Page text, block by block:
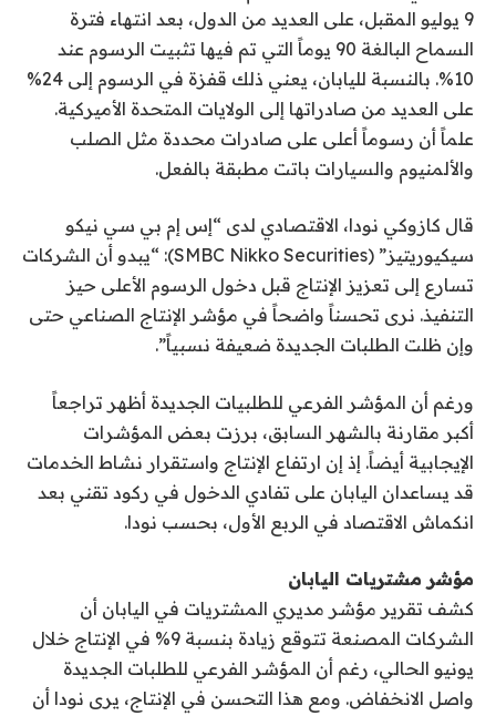
9 يوليو المقبل، على العديد من الدول، بعد انتهاء فترة
السماح البالغة 90 يوماً التي تم فيها تثبيت الرسوم عند
10%. بالنسبة لليابان، يعني ذلك قفزة في الرسوم إلى 24%
على العديد من صادراتها إلى الولايات المتحدة الأميركية.
علماً أن رسوماً أعلى على صادرات محددة مثل الصلب
والألمنيوم والسيارات باتت مطبقة بالفعل.
قال كازوكي نودا، الاقتصادي لدى “إس إم بي سي نيكو
سيكيوريتيز” (SMBC Nikko Securities): “يبدو أن الشركات
تسارع إلى تعزيز الإنتاج قبل دخول الرسوم الأعلى حيز
التنفيذ. نرى تحسناً واضحاً في مؤشر الإنتاج الصناعي حتى
وإن ظلت الطلبات الجديدة ضعيفة نسبياً”.
ورغم أن المؤشر الفرعي للطلبيات الجديدة أظهر تراجعاً
أكبر مقارنة بالشهر السابق، برزت بعض المؤشرات
الإيجابية أيضاً. إذ إن ارتفاع الإنتاج واستقرار نشاط الخدمات
قد يساعدان اليابان على تفادي الدخول في ركود تقني بعد
انكماش الاقتصاد في الربع الأول، بحسب نودا.
مؤشر مشتريات اليابان
كشف تقرير مؤشر مديري المشتريات في اليابان أن
الشركات المصنعة تتوقع زيادة بنسبة 9% في الإنتاج خلال
يونيو الحالي، رغم أن المؤشر الفرعي للطلبات الجديدة
واصل الانخفاض. ومع هذا التحسن في الإنتاج، يرى نودا أن